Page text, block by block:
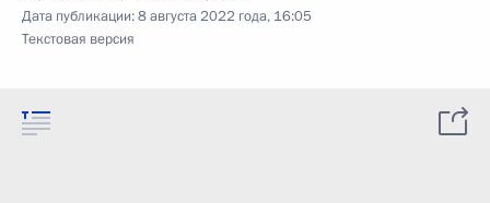
Дата публикации:8 августа 2022 года, 16:05
Текстовая версия